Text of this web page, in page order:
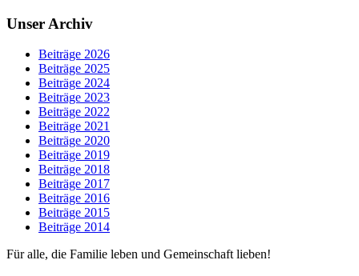
Unser Archiv
Beiträge 2026
Beiträge 2025
Beiträge 2024
Beiträge 2023
Beiträge 2022
Beiträge 2021
Beiträge 2020
Beiträge 2019
Beiträge 2018
Beiträge 2017
Beiträge 2016
Beiträge 2015
Beiträge 2014
Für alle, die Familie leben und Gemeinschaft lieben!